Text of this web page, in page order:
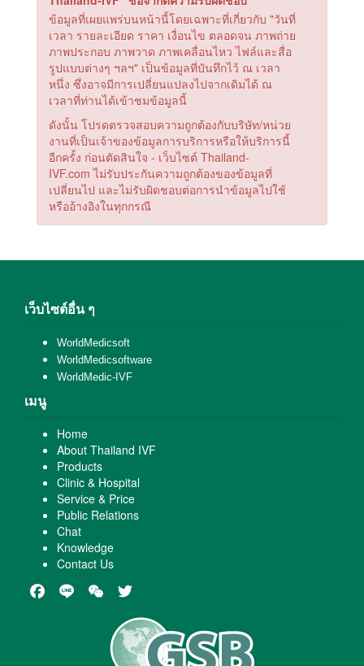
ข้อมูลที่เผยแพร่บนหน้านี้โดยเฉพาะที่เกี่ยวกับ "วันที่
เวลา รายละเอียด ราคา เงื่อนไข ตลอดจน ภาพถ่าย
ภาพประกอบ ภาพวาด ภาพเคลื่อนไหว ไฟล์และสื่อ
รูปแบบต่างๆ ฯลฯ" เป็นข้อมูลที่บันทึกไว้ ณ เวลา
หนึ่ง ซึ่งอาจมีการเปลี่ยนแปลงไปจากเดิมได้ ณ
เวลาที่ท่านได้เข้าชมข้อมูลนี้
ดังนั้น โปรดตรวจสอบความถูกต้องกับบริษัท/หน่วย
งานที่เป็นเจ้าของข้อมูลการบริการหรือให้บริการนี้
อีกครั้ง ก่อนตัดสินใจ - เว็บไซต์ Thailand-
IVF.com ไม่รับประกันความถูกต้องของข้อมูลที่
เปลี่ยนไป และไม่รับผิดชอบต่อการนำข้อมูลไปใช้
หรืออ้างอิงในทุกกรณี
เว็บไซต์อื่น ๆ
WorldMedicsoft
WorldMedicsoftware
WorldMedic-IVF
เมนู
Home
About Thailand IVF
Products
Clinic & Hospital
Service & Price
Public Relations
Chat
Knowledge
Contact Us